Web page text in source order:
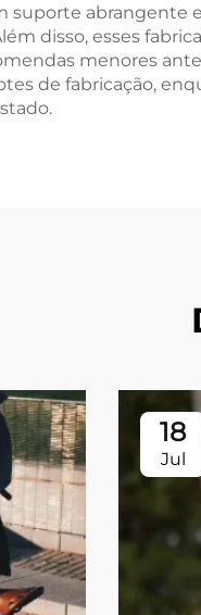
suporte
disso, esses
menores
de fabricação,
18
Jul